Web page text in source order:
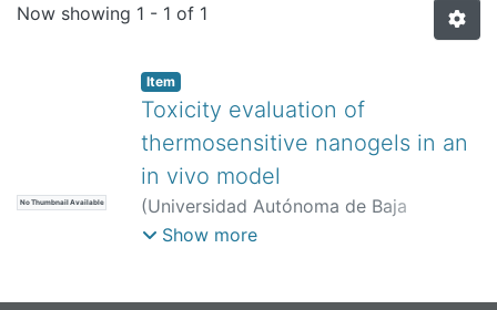
Now showing 1 - 1 of 1
No Thumbnail Available
Item
Toxicity evaluation of
thermosensitive nanogels in an
in vivo model
(Universidad Autónoma de Baja
California,)Montañez Rios, Alondra
Show more